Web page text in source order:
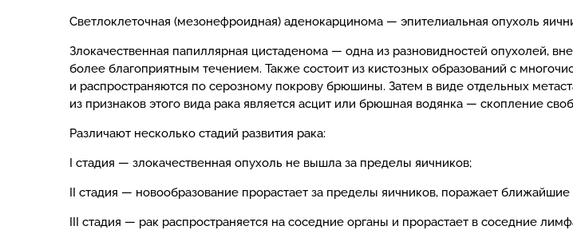
Светлоклеточная (мезонефроидная) аденокарцинома — эпителиальная опухоль
Злокачественная папиллярная цистаденома — одна из разновидностей опухолей,
более благоприятным течением. Также состоит из кистозных образований с
и распространяются по серозному покрову брюшины. Затем в виде отдельных
из признаков этого вида рака является асцит или брюшная водянка — скопление
Различают несколько стадий развития рака:
I стадия — злокачественная опухоль не вышла за пределы яичников;
II стадия — новообразование прорастает за пределы яичников, поражает
III стадия — рак распространяется на соседние органы и прорастает в соседние